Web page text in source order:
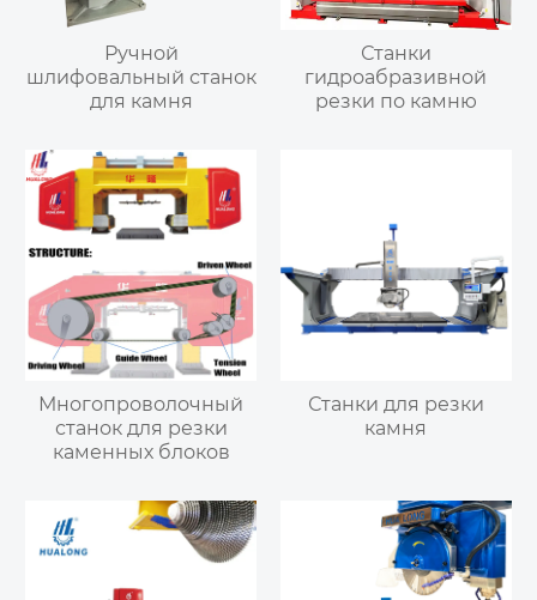
Ручной
шлифовальный станок
для камня
Станки
гидроабразивной
резки по камню
Многопроволочный
станок для резки
каменных блоков
Станки для резки
камня